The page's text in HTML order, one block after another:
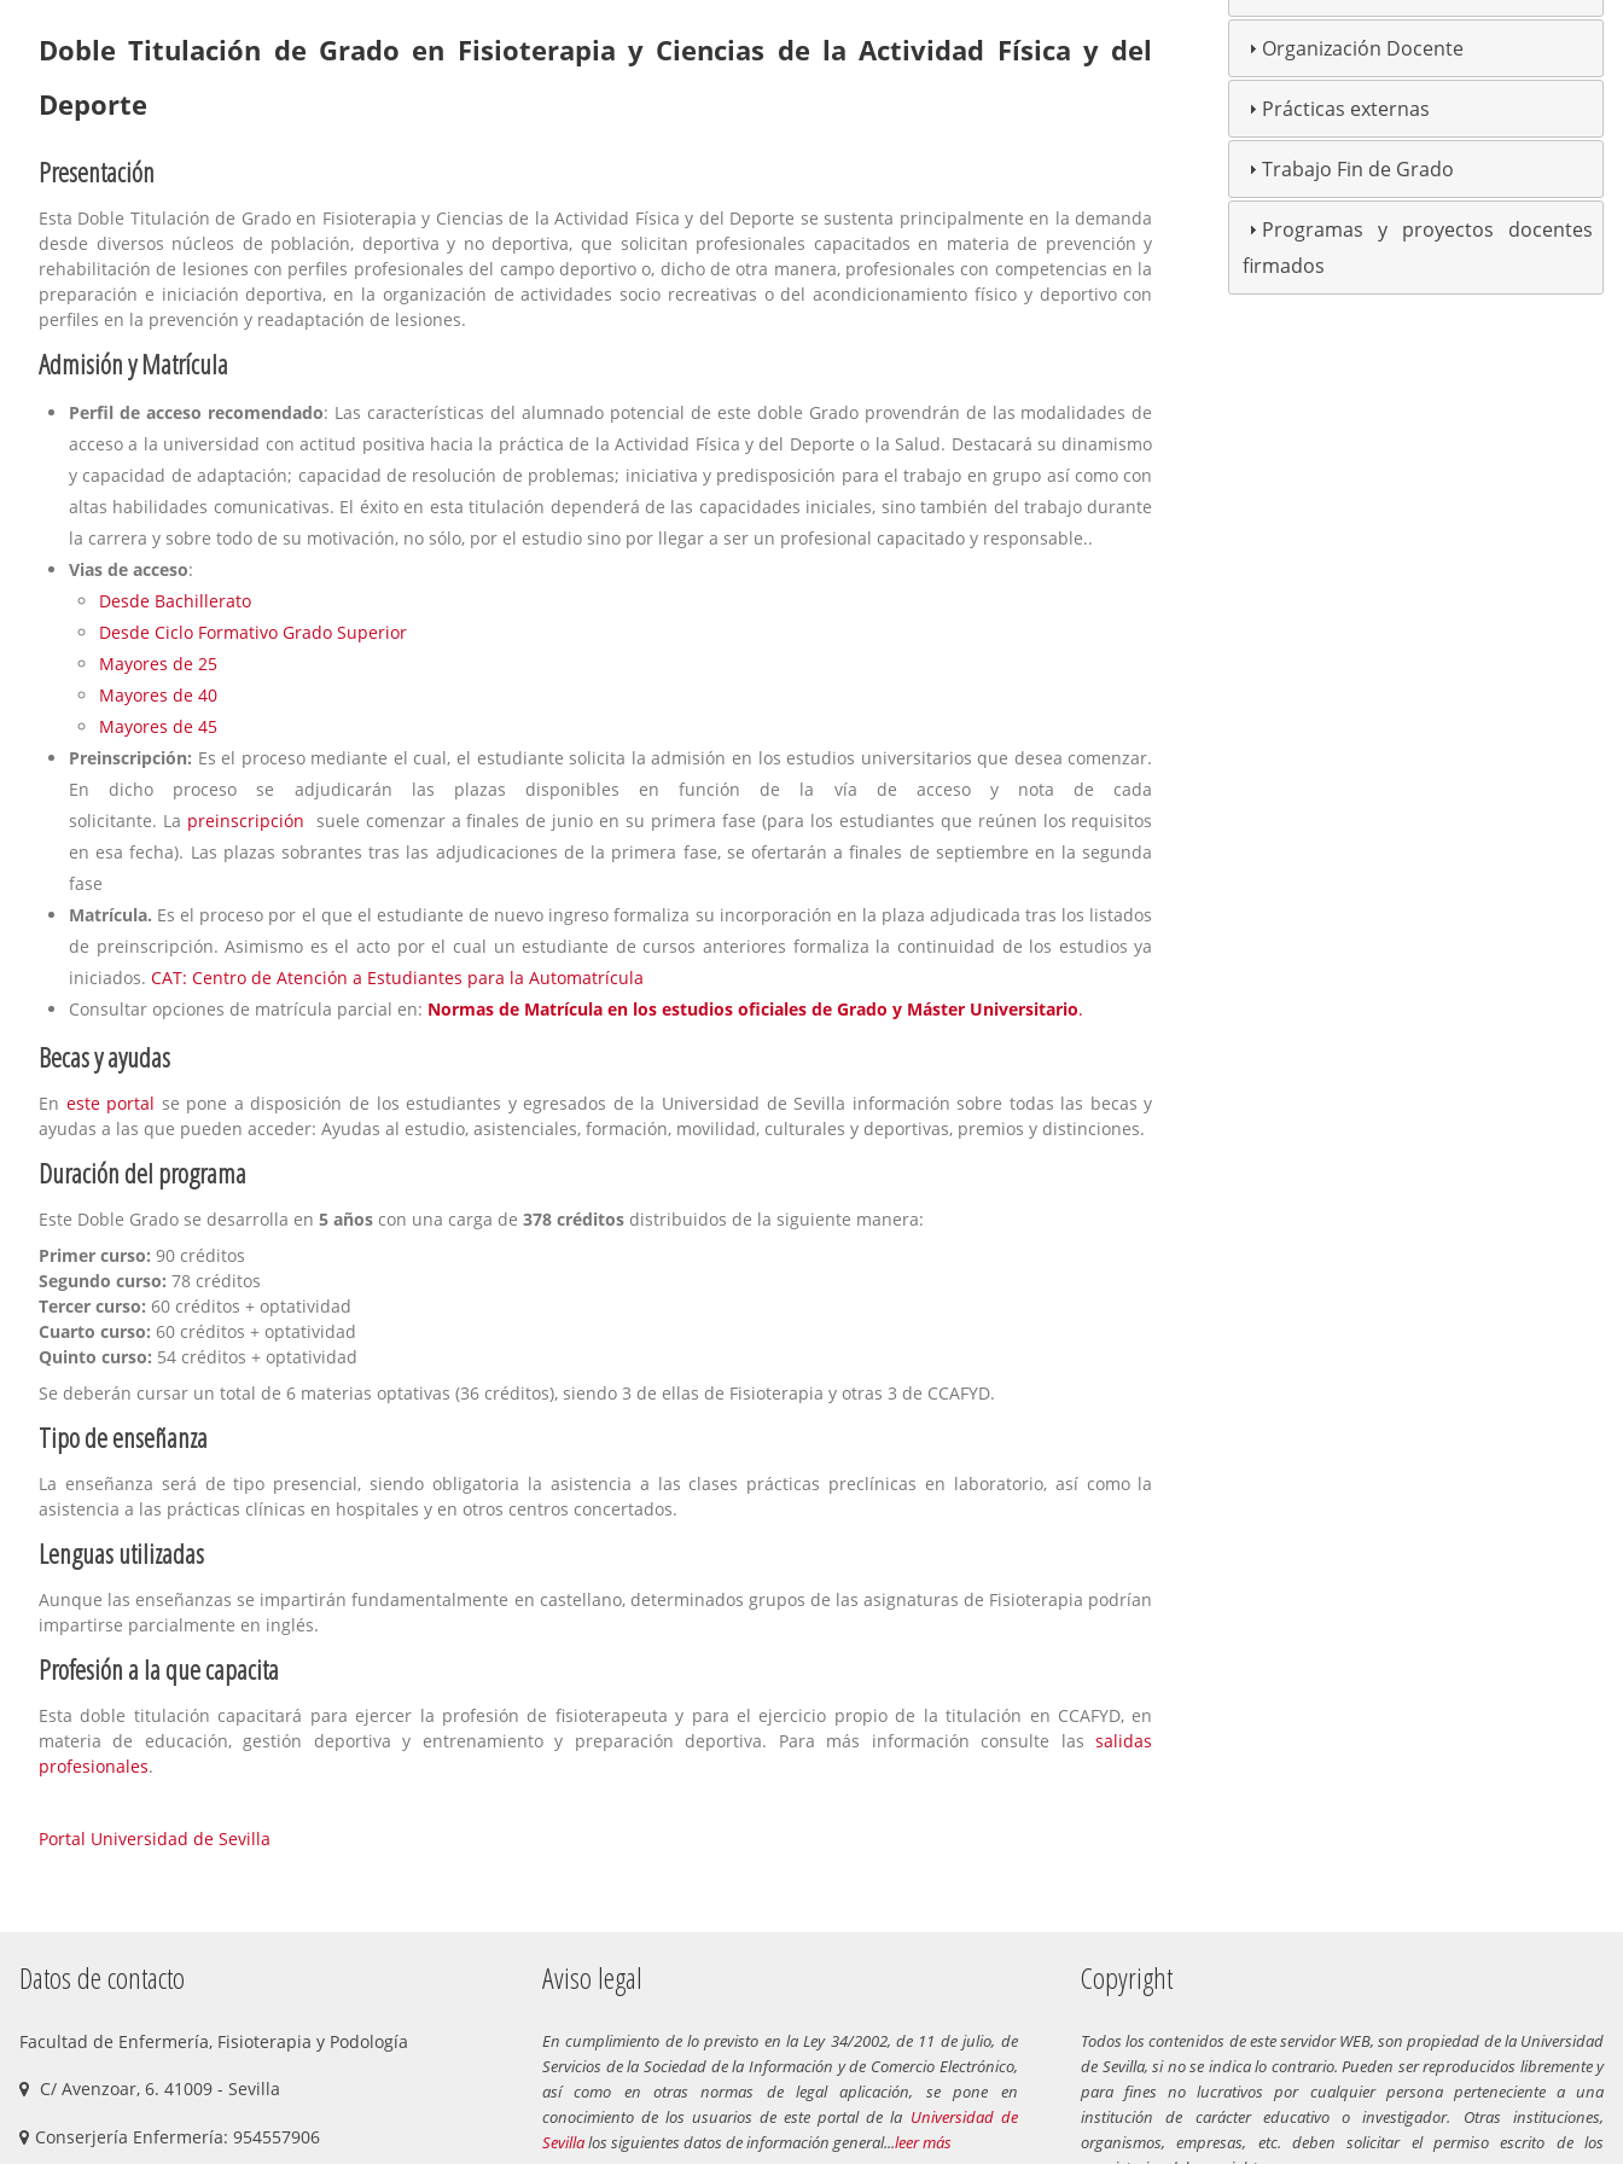
Doble Titulación de Grado en Fisioterapia y Ciencias de la Actividad Física y del
Deporte
Presentación
Esta Doble Titulación de Grado en Fisioterapia y Ciencias de la Actividad Física y del Deporte se sustenta principalmente en la demanda
desde diversos núcleos de población, deportiva y no deportiva, que solicitan profesionales capacitados en materia de prevención y
rehabilitación de lesiones con perfiles profesionales del campo deportivo o, dicho de otra manera, profesionales con competencias en la
preparación e iniciación deportiva, en la organización de actividades socio recreativas o del acondicionamiento físico y deportivo con
perfiles en la prevención y readaptación de lesiones.
Admisión y Matrícula
Perfil de acceso recomendado: Las características del alumnado potencial de este doble Grado provendrán de las modalidades de
acceso a la universidad con actitud positiva hacia la práctica de la Actividad Física y del Deporte o la Salud. Destacará su dinamismo
y capacidad de adaptación; capacidad de resolución de problemas; iniciativa y predisposición para el trabajo en grupo así como con
altas habilidades comunicativas. El éxito en esta titulación dependerá de las capacidades iniciales, sino también del trabajo durante
la carrera y sobre todo de su motivación, no sólo, por el estudio sino por llegar a ser un profesional capacitado y responsable..
Vias de acceso:
Desde Bachillerato
Desde Ciclo Formativo Grado Superior
Mayores de 25
Mayores de 40
Mayores de 45
Preinscripción: Es el proceso mediante el cual, el estudiante solicita la admisión en los estudios universitarios que desea comenzar.
En dicho proceso se adjudicarán las plazas disponibles en función de la vía de acceso y nota de cada
solicitante. La preinscripción suele comenzar a finales de junio en su primera fase (para los estudiantes que reúnen los requisitos
en esa fecha). Las plazas sobrantes tras las adjudicaciones de la primera fase, se ofertarán a finales de septiembre en la segunda
fase
Matrícula. Es el proceso por el que el estudiante de nuevo ingreso formaliza su incorporación en la plaza adjudicada tras los listados
de preinscripción. Asimismo es el acto por el cual un estudiante de cursos anteriores formaliza la continuidad de los estudios ya
iniciados. CAT: Centro de Atención a Estudiantes para la Automatrícula
Consultar opciones de matrícula parcial en: Normas de Matrícula en los estudios oficiales de Grado y Máster Universitario.
Becas y ayudas
En este portal se pone a disposición de los estudiantes y egresados de la Universidad de Sevilla información sobre todas las becas y
ayudas a las que pueden acceder: Ayudas al estudio, asistenciales, formación, movilidad, culturales y deportivas, premios y distinciones.
Duración del programa
Este Doble Grado se desarrolla en 5 años con una carga de 378 créditos distribuidos de la siguiente manera:
Primer curso: 90 créditos
Segundo curso: 78 créditos
Tercer curso: 60 créditos + optatividad
Cuarto curso: 60 créditos + optatividad
Quinto curso: 54 créditos + optatividad
Se deberán cursar un total de 6 materias optativas (36 créditos), siendo 3 de ellas de Fisioterapia y otras 3 de CCAFYD.
Tipo de enseñanza
La enseñanza será de tipo presencial, siendo obligatoria la asistencia a las clases prácticas preclínicas en laboratorio, así como la
asistencia a las prácticas clínicas en hospitales y en otros centros concertados.
Lenguas utilizadas
Aunque las enseñanzas se impartirán fundamentalmente en castellano, determinados grupos de las asignaturas de Fisioterapia podrían
impartirse parcialmente en inglés.
Profesión a la que capacita
Esta doble titulación capacitará para ejercer la profesión de fisioterapeuta y para el ejercicio propio de la titulación en CCAFYD, en
materia de educación, gestión deportiva y entrenamiento y preparación deportiva. Para más información consulte las salidas
profesionales.
Portal Universidad de Sevilla
Organización Docente
Prácticas externas
Trabajo Fin de Grado
Programas y proyectos docentes
firmados
Datos de contacto
Facultad de Enfermería, Fisioterapia y Podología
C/ Avenzoar, 6. 41009 - Sevilla
Conserjería Enfermería: 954557906
Aviso legal
En cumplimiento de lo previsto en la Ley 34/2002, de 11 de julio, de
Servicios de la Sociedad de la Información y de Comercio Electrónico,
así como en otras normas de legal aplicación, se pone en
conocimiento de los usuarios de este portal de la Universidad de
Sevillalos siguientes datos de información general...leer más
Copyright
Todos los contenidos de este servidor WEB, son propiedad de la Universidad
de Sevilla, si no se indica lo contrario. Pueden ser reproducidos libremente y
para fines no lucrativos por cualquier persona perteneciente a una
institución de carácter educativo o investigador. Otras instituciones,
organismos, empresas, etc. deben solicitar el permiso escrito de los